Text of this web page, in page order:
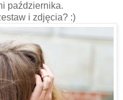
października.
i zdjęcia? :)